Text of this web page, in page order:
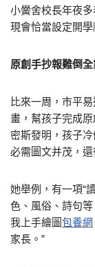
小黌舍校長年夜
現會恰當設定開
原創手抄報難倒全
比來一周，市平
畫，幫孩子完成
密斯發明，孩子冷
必需圖文并茂，還
她舉例，有一項“
色、風俗、詩句等
我上手繪圖包養網
家長。”